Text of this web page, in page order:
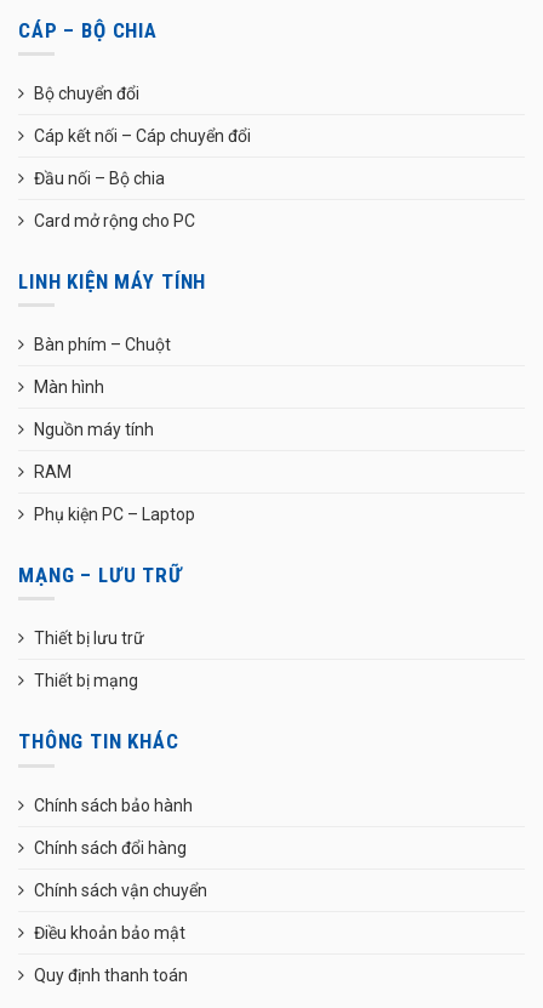
CÁP – BỘ CHIA
Bộ chuyển đổi
Cáp kết nối – Cáp chuyển đổi
Đầu nối – Bộ chia
Card mở rộng cho PC
LINH KIỆN MÁY TÍNH
Bàn phím – Chuột
Màn hình
Nguồn máy tính
RAM
Phụ kiện PC – Laptop
MẠNG – LƯU TRỮ
Thiết bị lưu trữ
Thiết bị mạng
THÔNG TIN KHÁC
Chính sách bảo hành
Chính sách đổi hàng
Chính sách vận chuyển
Điều khoản bảo mật
Quy định thanh toán